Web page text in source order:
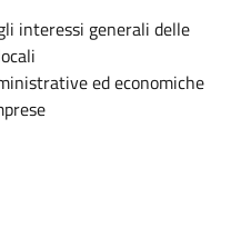
interessi generali delle
ed economiche